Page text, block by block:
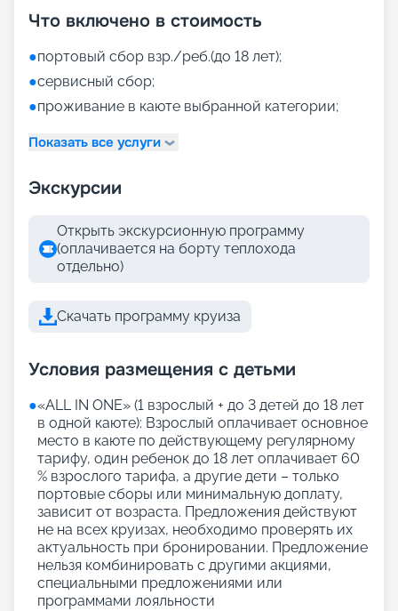
Что включено в стоимость
●портовый сбор взр./реб.(до 18 лет);
●сервисный сбор;
●проживание в каюте выбранной категории;
Показать все услуги
Экскурсии
Открыть экскурсионную программу
(оплачивается на борту теплохода
отдельно)
Скачать программу круиза
Условия размещения с детьми
●«АLL IN ONE» (1 взрослый + до 3 детей до 18 лет
в одной каюте): Взрослый оплачивает основное
место в каюте по действующему регулярному
тарифу, один ребенок до 18 лет оплачивает 60
% взрослого тарифа, а другие дети – только
портовые сборы или минимальную доплату,
зависит от возраста. Предложения действуют
не на всех круизах, необходимо проверять их
актуальность при бронировании. Предложение
нельзя комбинировать с другими акциями,
специальными предложениями или
программами лояльности